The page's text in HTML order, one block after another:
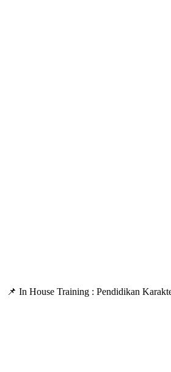
📌 In House Training : Pendidikan